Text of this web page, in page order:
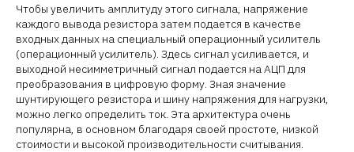
Чтобы увеличить амплитуду этого сигнала, напряжение
каждого вывода резистора затем подается в качестве
входных данных на специальный операционный усилитель
(операционный усилитель). Здесь сигнал усиливается, и
выходной несимметричный сигнал подается на АЦП для
преобразования в цифровую форму. Зная значение
шунтирующего резистора и шину напряжения для нагрузки,
можно легко определить ток. Эта архитектура очень
популярна, в основном благодаря своей простоте, низкой
стоимости и высокой производительности считывания.